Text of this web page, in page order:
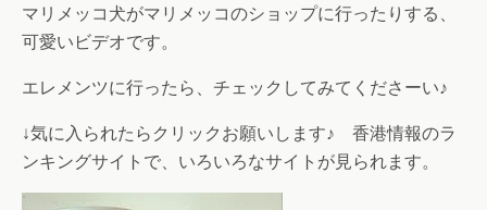
マリメッコ犬がマリメッコのショップに行ったりする、
可愛いビデオです。
エレメンツに行ったら、チェックしてみてくださーい♪
↓気に入られたらクリックお願いします♪ 香港情報のラ
ンキングサイトで、いろいろなサイトが見られます。